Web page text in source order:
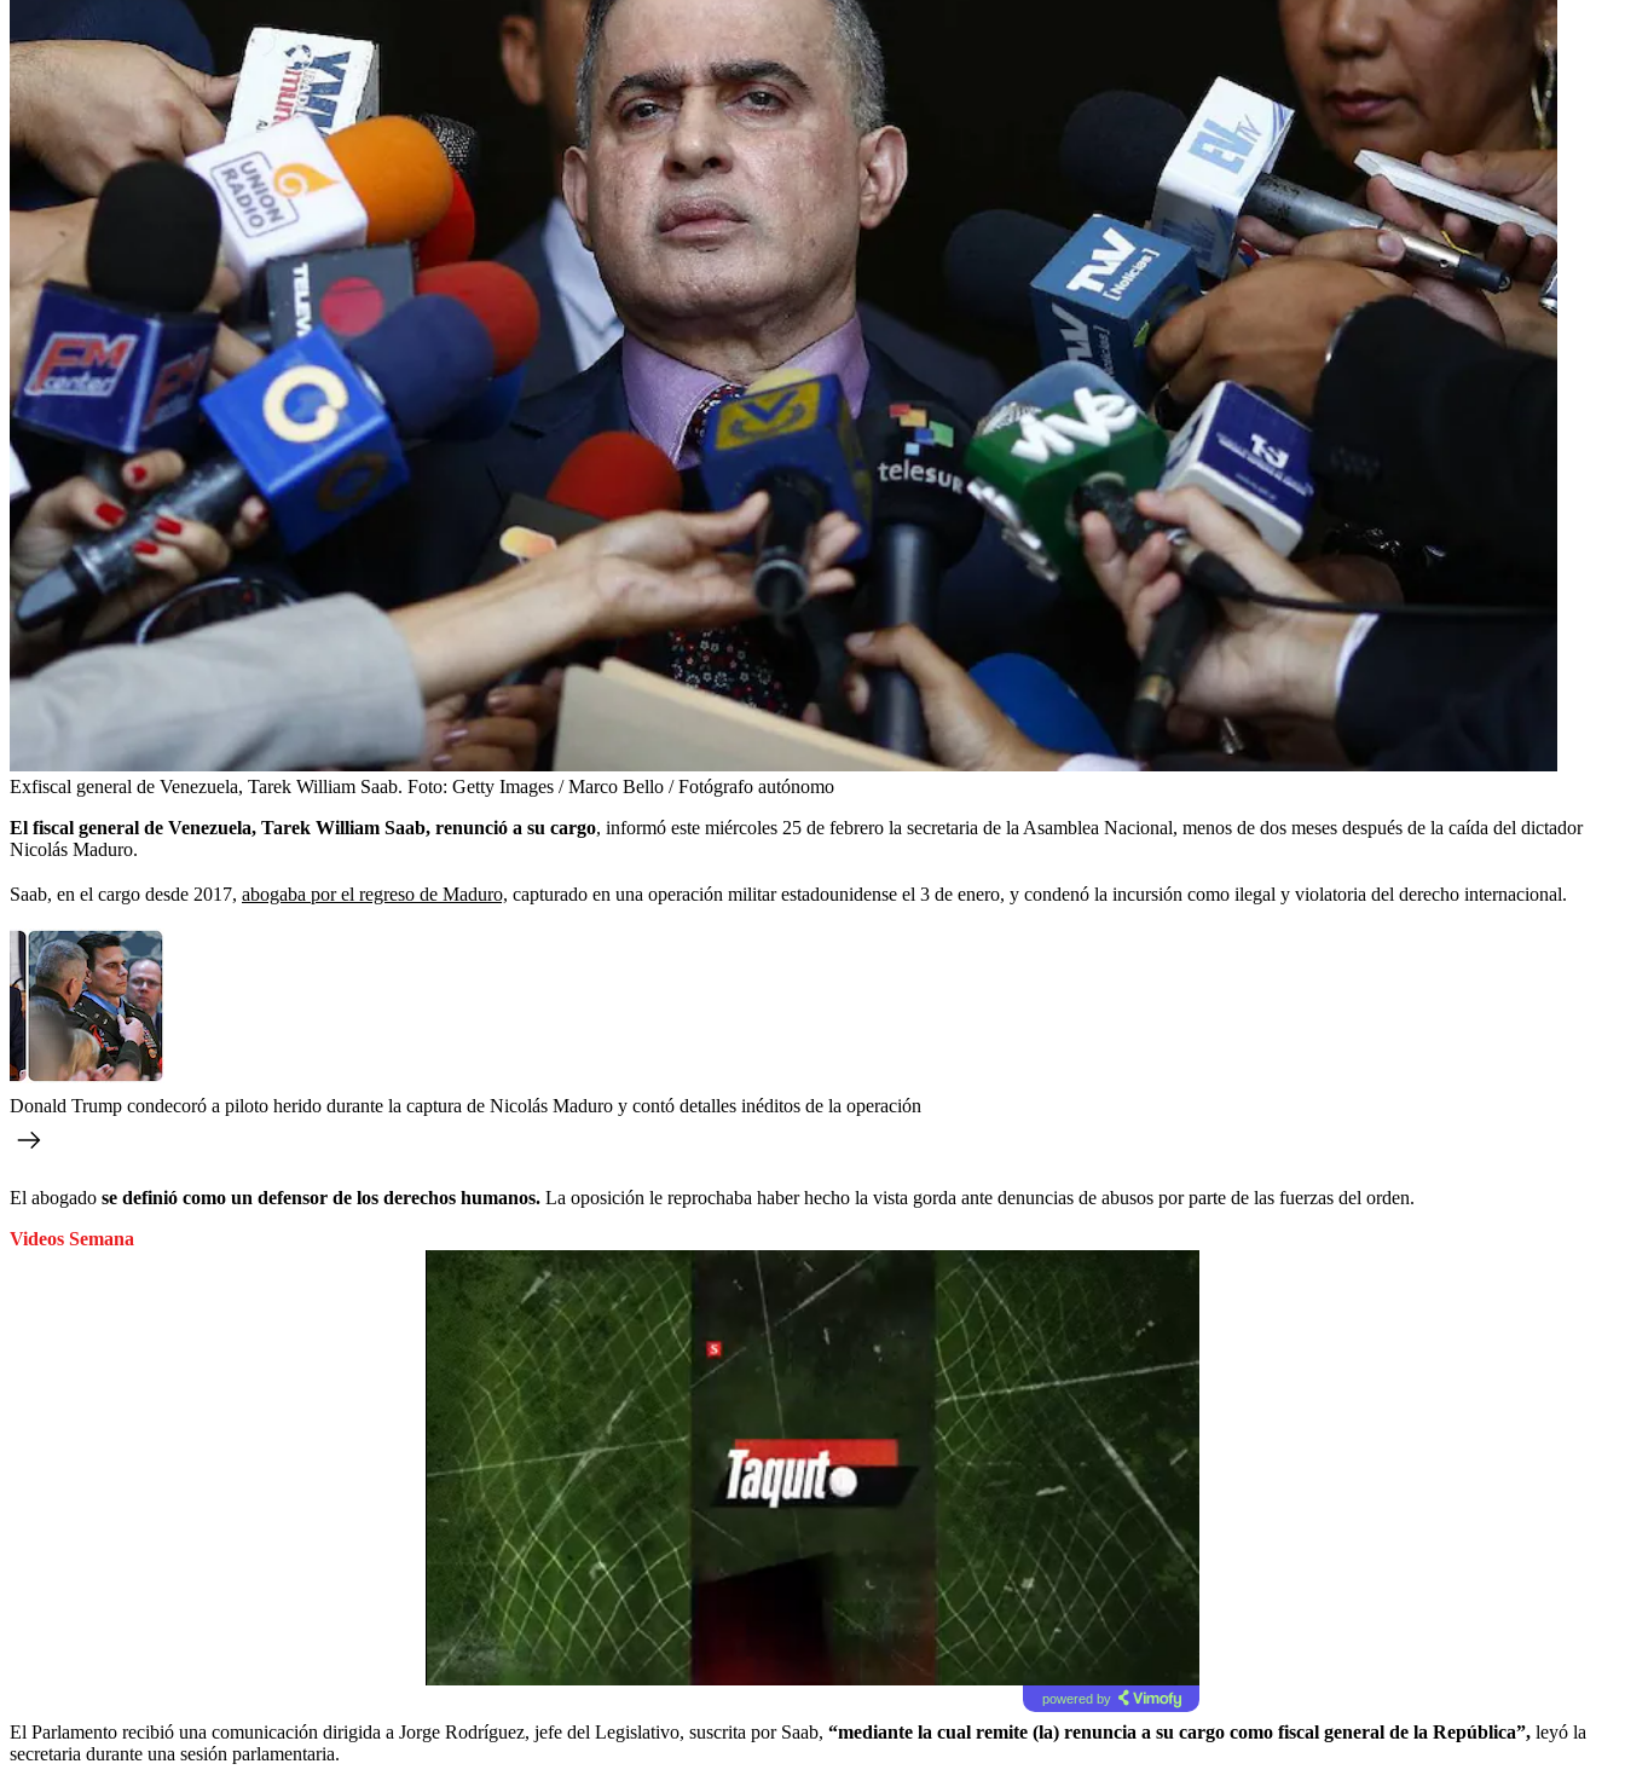
Exfiscal general de Venezuela, Tarek William Saab. Foto: Getty Images / Marco Bello / Fotógrafo autónomo
El fiscal general de Venezuela, Tarek William Saab, renunció a su cargo, informó este miércoles 25 de febrero la secretaria de la Asamblea Nacional, menos de dos meses después de la caída del dictador
Nicolás Maduro.
Saab, en el cargo desde 2017, abogaba por el regreso de Maduro, capturado en una operación militar estadounidense el 3 de enero, y condenó la incursión como ilegal y violatoria del derecho internacional.
Donald Trump condecoró a piloto herido durante la captura de Nicolás Maduro y contó detalles inéditos de la operación
El abogado se definió como un defensor de los derechos humanos. La oposición le reprochaba haber hecho la vista gorda ante denuncias de abusos por parte de las fuerzas del orden.
Videos Semana
powered by
El Parlamento recibió una comunicación dirigida a Jorge Rodríguez, jefe del Legislativo, suscrita por Saab, “mediante la cual remite (la) renuncia a su cargo como fiscal general de la República”, leyó la
secretaria durante una sesión parlamentaria.